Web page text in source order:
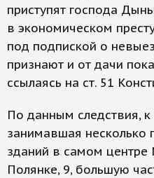
приступят господа
в экономическом
под подпиской о
признают и от дачи
ссылаясь на ст. 51
По данным следствия,
занимавшая несколько
зданий в самом
Полянке, 9, большую